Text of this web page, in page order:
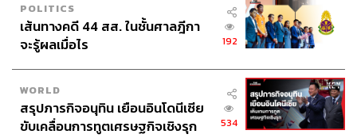
POLITICS
เส้นทางคดี 44 สส. ในชั้นศาลฎีกา
จะรู้ผลเมื่อไร
192
WORLD
สรุปภารกิจอนุทิน เยือนอินโดนีเซีย
ขับเคลื่อนการทูตเศรษฐกิจเชิงรุก
534